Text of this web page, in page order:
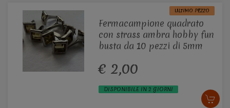
ULTIMO PEZZO
Fermacampione quadrato
con strass ambra hobby fun
busta da 10 pezzi di 5mm
€ 2,00
DISPONIBILE IN 2 GIORNI